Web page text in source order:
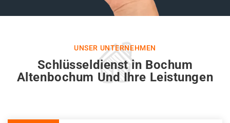
UNSER UNTERNEHMEN
Schlüsseldienst in Bochum
Altenbochum Und Ihre Leistungen